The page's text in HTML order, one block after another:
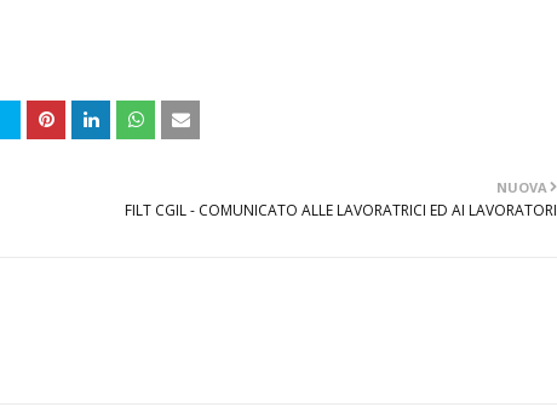
NUOVA
FILT CGIL - COMUNICATO ALLE LAVORATRICI ED AI LAVORATORI